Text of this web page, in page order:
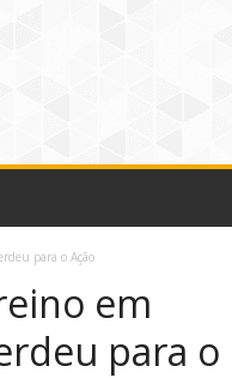
para o Ação
em
para o